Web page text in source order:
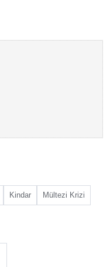
Kindar Mültezi Krizi